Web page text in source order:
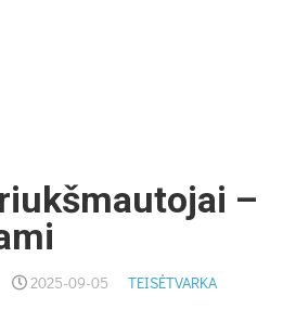
–
2025-09-05 TEISĖTVARKA